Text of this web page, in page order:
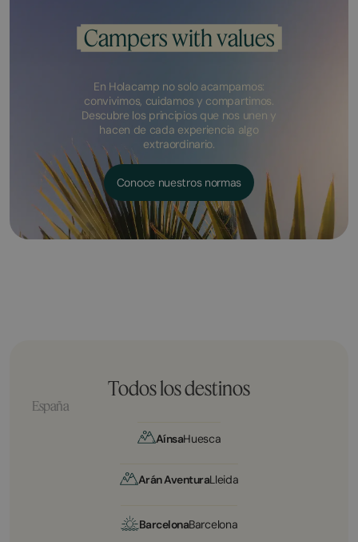
Campers with values
En Holacamp no solo acampamos:
convivimos, cuidamos y compartimos.
Descubre los principios que nos unen y
hacen de cada experiencia algo
extraordinario.
Conoce nuestros normas
Todos los destinos
España
AínsaHuesca
Arán AventuraLleida
BarcelonaBarcelona